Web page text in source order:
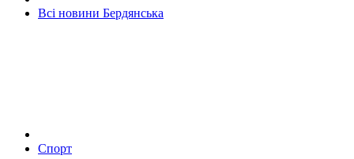
Всі новини Бердянська
Спорт